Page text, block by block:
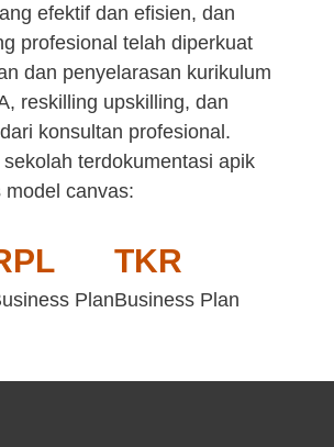
efektif dan efisien, dan
profesional telah diperkuat
dan penyelarasan kurikulum
reskilling upskilling, dan
konsultan profesional.
terdokumentasi apik
canvas:
Plan
TKR
Business Plan